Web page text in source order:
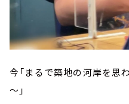
今「まるで築地の河岸を思
～」